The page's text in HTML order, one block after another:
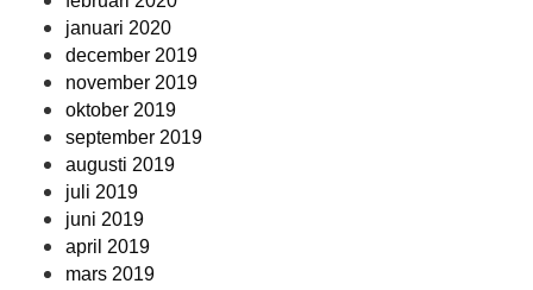
januari 2020
december 2019
november 2019
oktober 2019
september 2019
augusti 2019
juli 2019
juni 2019
april 2019
mars 2019